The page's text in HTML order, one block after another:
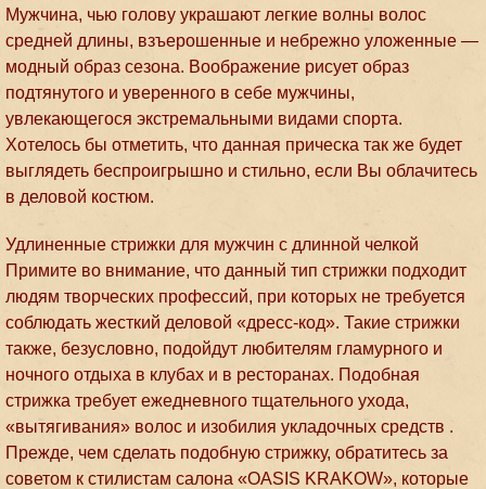
Мужчина, чью голову украшают легкие волны волос
средней длины, взъерошенные и небрежно уложенные —
модный образ сезона. Воображение рисует образ
подтянутого и уверенного в себе мужчины,
увлекающегося экстремальными видами спорта.
Хотелось бы отметить, что данная прическа так же будет
выглядеть беспроигрышно и стильно, если Вы облачитесь
в деловой костюм.
Удлиненные стрижки для мужчин с длинной челкой
Примите во внимание, что данный тип стрижки подходит
людям творческих профессий, при которых не требуется
соблюдать жесткий деловой «дресс-код». Такие стрижки
также, безусловно, подойдут любителям гламурного и
ночного отдыха в клубах и в ресторанах. Подобная
стрижка требует ежедневного тщательного ухода,
«вытягивания» волос и изобилия укладочных средств .
Прежде, чем сделать подобную стрижку, обратитесь за
советом к стилистам салона «OASIS KRAKOW», которые